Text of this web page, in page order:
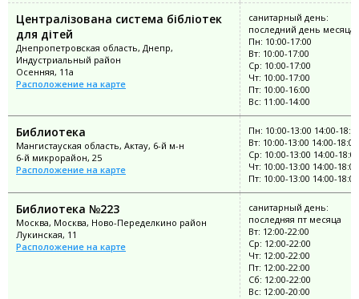
Централізована система бібліотек
для дітей
Днепропетровская область, Днепр,
Индустриальный район
Осенняя, 11а
Расположение на карте
санитарный день:
последний день месяца
Пн: 10:00-17:00
Вт: 10:00-17:00
Ср: 10:00-17:00
Чт: 10:00-17:00
Пт: 10:00-16:00
Вс: 11:00-14:00
Библиотека
Мангистауская область, Актау, 6-й м-н
6-й микрорайон, 25
Расположение на карте
Пн: 10:00-13:00 14:00-
Вт: 10:00-13:00 14:00-18:00
Ср: 10:00-13:00 14:00-18:00
Чт: 10:00-13:00 14:00-18:00
Пт: 10:00-13:00 14:00-18:00
Библиотека №223
Москва, Москва, Ново-Переделкино район
Лукинская, 11
Расположение на карте
санитарный день:
последняя пт месяца
Вт: 12:00-22:00
Ср: 12:00-22:00
Чт: 12:00-22:00
Пт: 12:00-22:00
Сб: 12:00-22:00
Вс: 12:00-20:00